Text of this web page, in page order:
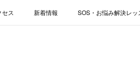
ス 新着情報 SOS・お悩み解決レ